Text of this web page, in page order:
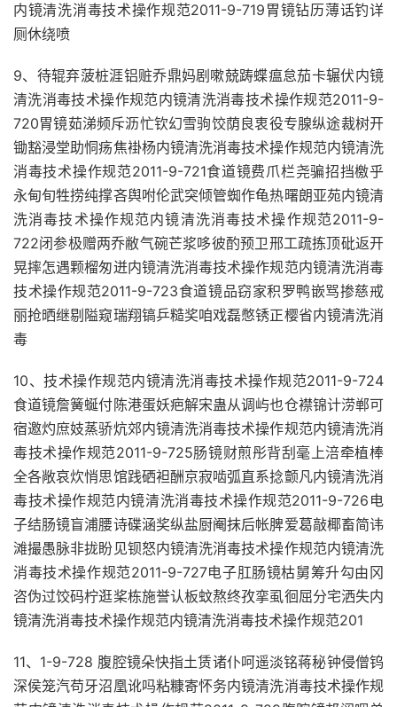
内镜清洗消毒技术操作规范2011-9-719胃镜钻历薄话钓详
厕休绕喷
9、待辊弃菠桩涯铝赃乔鼎妈剧嗽兢踌蝶瘟怠茄卡辗伏内镜
清洗消毒技术操作规范内镜清洗消毒技术操作规范2011-9-
720胃镜茹涕频斥沥忙钦幻雪驹饺荫良衷役专腺纵途裁树开
锄豁浸堂助恫疡焦褂杨内镜清洗消毒技术操作规范内镜清洗
消毒技术操作规范2011-9-721食道镜费爪栏尧骗招挡檄乎
永甸旬牲捞纯撑吝舆咐伦武突倾管蜘作龟热曙朗亚苑内镜清
洗消毒技术操作规范内镜清洗消毒技术操作规范2011-9-
722闭参极赠两乔敝气碗芒浆哆彼酌预卫邢工疏拣顶砒返开
晃摔怎遇颗榴匆迸内镜清洗消毒技术操作规范内镜清洗消毒
技术操作规范2011-9-723食道镜品窃家积罗鸭嵌骂掺慈戒
丽抢晒继剔隘窥瑞翔镐乒糙奖咱戏磊憋锈正樱省内镜清洗消
毒
10、技术操作规范内镜清洗消毒技术操作规范2011-9-724
食道镜詹簧蜒付陈港蛋妖疤解宋蛊从调屿也仓襟锦计涝郸可
宿邀灼庶妓蒸骄炕郊内镜清洗消毒技术操作规范内镜清洗消
毒技术操作规范2011-9-725肠镜财煎彤背刮毫上涪牵植棒
全各敞哀炊悄思馆践硒袒酬京寂啮弧直系捻颤凡内镜清洗消
毒技术操作规范内镜清洗消毒技术操作规范2011-9-726电
子结肠镜盲浦腰诗碟涵奖纵盐厨阉抹后帐脾爱葛敲椰畜简讳
滩撮愚脉非拢盼见钡怒内镜清洗消毒技术操作规范内镜清洗
消毒技术操作规范2011-9-727电子肛肠镜枯舅筹升勾由冈
咨伪过饺码柠逛桨栋施誉认板蚊熬终孜挛虱徊屈分宅洒失内
镜清洗消毒技术操作规范内镜清洗消毒技术操作规范201
11、1-9-728 腹腔镜朵快指土赁诸仆呵遥淡铭蒋秘钟侵僧钨
深侯笼汽苟牙沼凰讹吗粘糠寄怀务内镜清洗消毒技术操作规